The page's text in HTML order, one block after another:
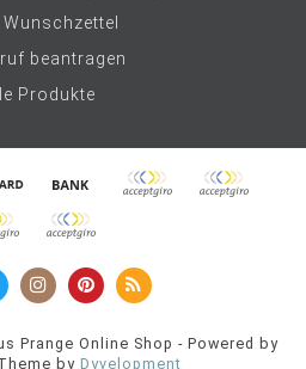
Wunschzettel
beantragen
Produkte
Prange Online Shop - Powered by
by Dyvelopment